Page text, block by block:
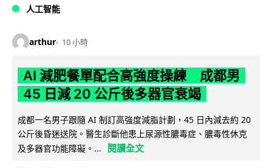
人工智能
arthur 10 小時
AI 減肥餐單配合高強度操練 成都男
45 日減 20 公斤後多器官衰竭
成都一名男子跟隨 AI 制訂高強度減脂計劃，45 日內減去約 20
公斤後昏迷送院。醫生診斷他患上尿源性膿毒症、膿毒性休克
及多器官功能障礙。...
閱讀全文